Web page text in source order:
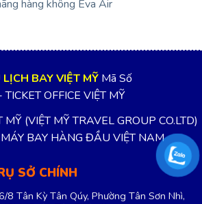
thoại : 0908 220 888
Thị Thập, Phường Tân Thuận,
(Quận 7 cũ)
thoại :0908 520 088
vemaybayvietmy@gmail.com
MÁY BAY QUẬN TÂN PHÚ
Cách Mạng, Phường Phú Thọ Hòa, TP.HCM
Tân Phú cũ)